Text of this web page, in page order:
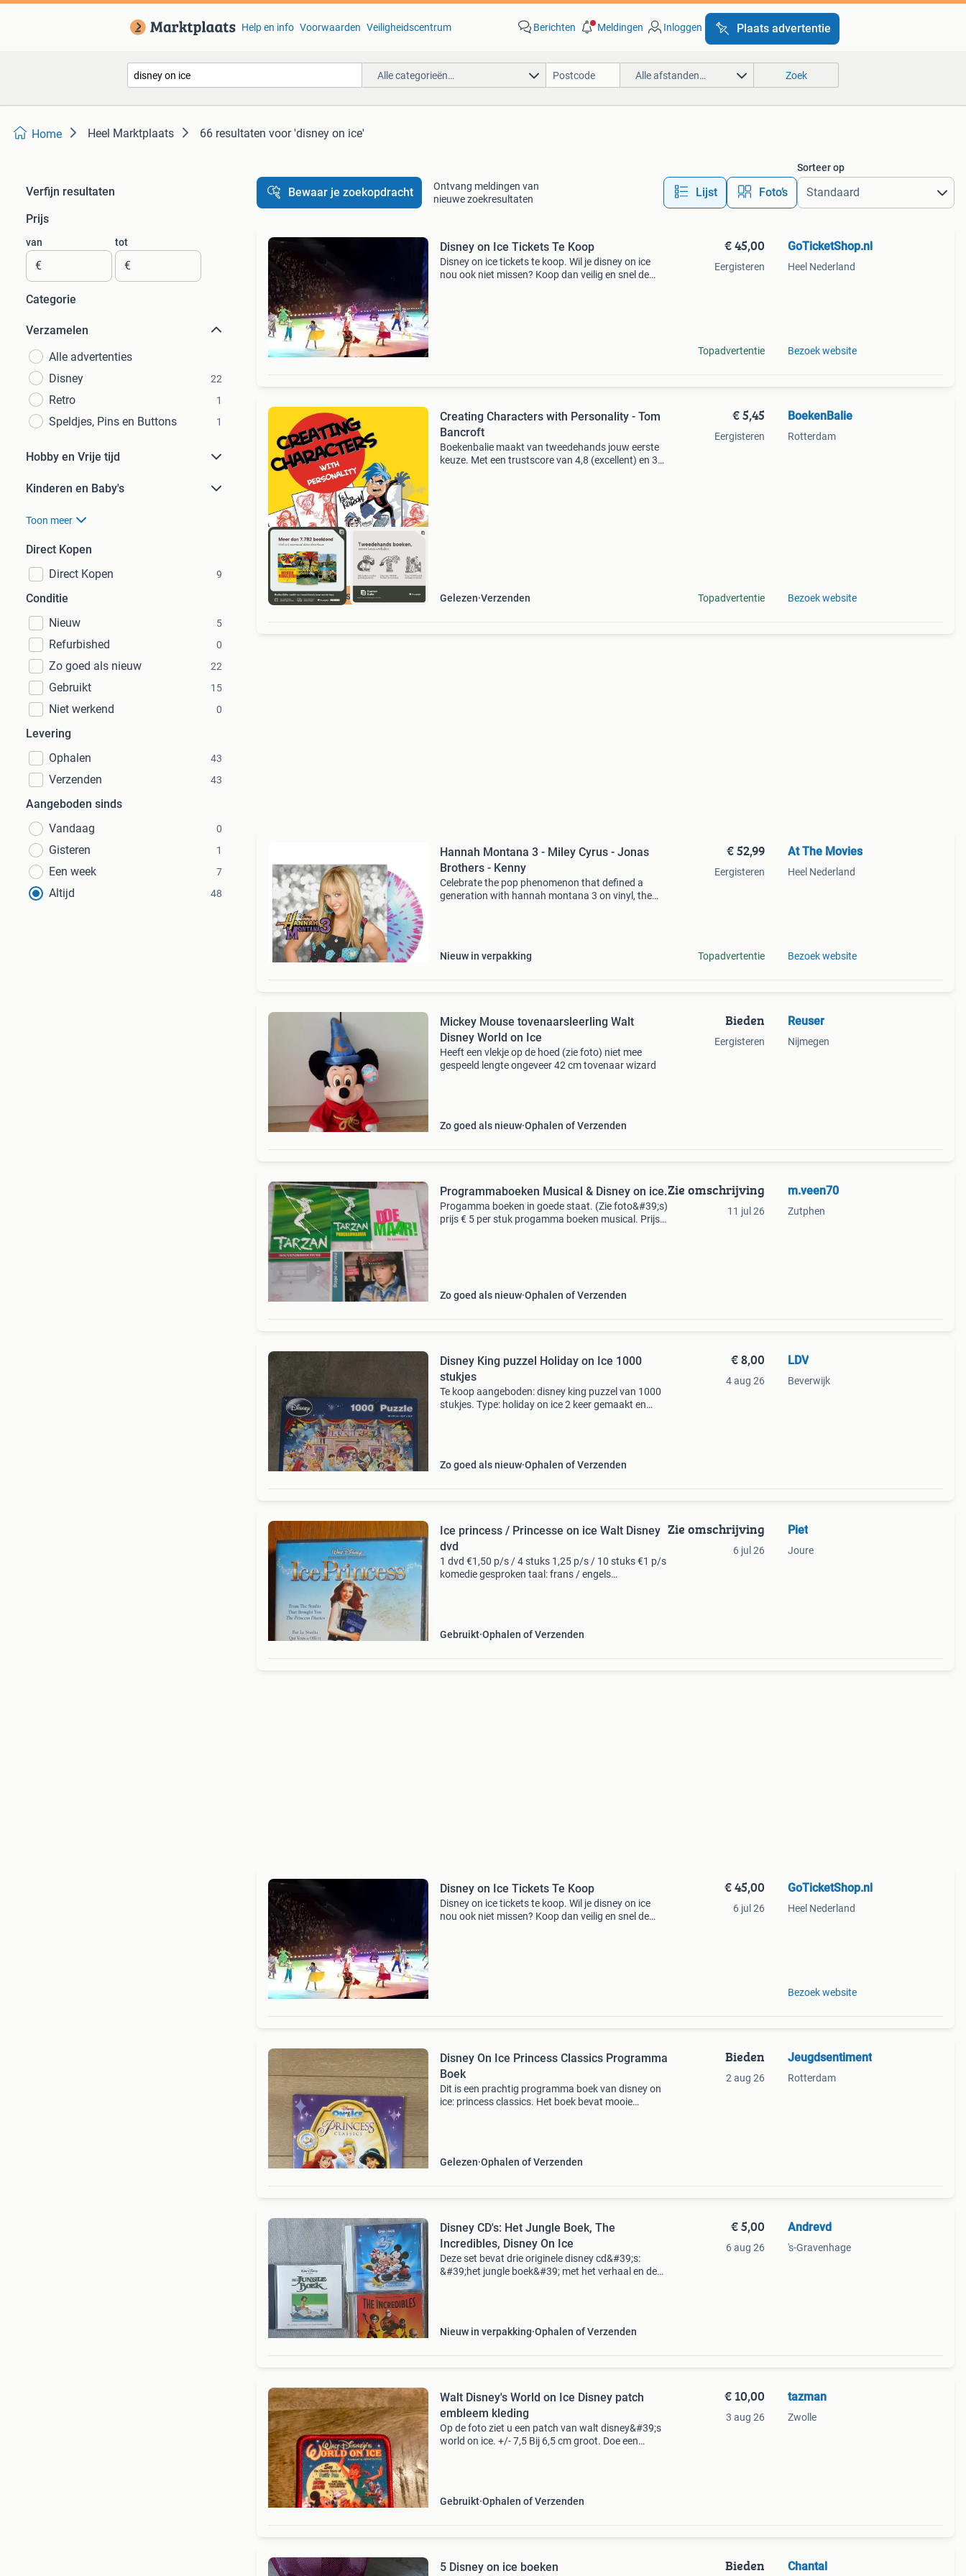
Help en info Voorwaarden Veiligheidscentrum Berichten Meldingen Inloggen Plaats advertentie
Alle categorieën… Alle afstanden… Zoek
Home Heel Marktplaats 66 resultaten voor 'disney on ice'
Verfijn resultaten
Prijs
van
€
tot
€
Categorie
Verzamelen
Alle advertenties
Disney
22
Retro 1
Speldjes, Pins en Buttons 1
Hobby en Vrije tijd
Kinderen en Baby's
Toon meer
Direct Kopen
Direct Kopen
9
Conditie
Nieuw
5
Refurbished 0
Zo goed als nieuw 22
Gebruikt 15
Niet werkend 0
Levering
Ophalen
43
Verzenden 43
Aangeboden sinds
Vandaag
0
Gisteren 1
Een week 7
Altijd 48
Bewaar je zoekopdracht
Ontvang meldingen van
nieuwe zoekresultaten
Lijst Foto’s
Sorteer op
Disney on Ice Tickets Te Koop
Disney on ice tickets te koop. Wil je disney on ice
nou ook niet missen? Koop dan veilig en snel de
€ 45,00
Eergisteren
Topadvertentie
GoTicketShop.nl
Heel Nederland
Bezoek website
Scherpste prijs
Creating Characters with Personality - Tom
Bancroft
Boekenbalie maakt van tweedehands jouw eerste
keuze. Met een trustscore van 4,8 (excellent) en 30
Gelezen Verzenden
€ 5,45
Eergisteren
Topadvertentie
BoekenBalie
Rotterdam
Bezoek website
Hannah Montana 3 - Miley Cyrus - Jonas
Brothers - Kenny
Celebrate the pop phenomenon that defined a
generation with hannah montana 3 on vinyl, the
Nieuw in verpakking
€ 52,99
Eergisteren
Topadvertentie
At The Movies
Heel Nederland
Bezoek website
Mickey Mouse tovenaarsleerling Walt
Disney World on Ice
Heeft een vlekje op de hoed (zie foto) niet mee
gespeeld lengte ongeveer 42 cm tovenaar wizard
Zo goed als nieuw Ophalen of Verzenden
Bieden
Eergisteren
Reuser
Nijmegen
Programmaboeken Musical & Disney on ice.
Progamma boeken in goede staat. (Zie foto&#39;s)
prijs € 5 per stuk progamma boeken musical. Prijs
Zo goed als nieuw Ophalen of Verzenden
Zie omschrijving
11 jul 26
m.veen70
Zutphen
Disney King puzzel Holiday on Ice 1000
stukjes
Te koop aangeboden: disney king puzzel van 1000
stukjes. Type: holiday on ice 2 keer gemaakt en
Zo goed als nieuw Ophalen of Verzenden
€ 8,00
4 aug 26
LDV
Beverwijk
Ice princess / Princesse on ice Walt Disney
dvd
1 dvd €1,50 p/s / 4 stuks 1,25 p/s / 10 stuks €1 p/s
komedie gesproken taal: frans / engels
Gebruikt Ophalen of Verzenden
Zie omschrijving
6 jul 26
Piet
Joure
Disney on Ice Tickets Te Koop
Disney on ice tickets te koop. Wil je disney on ice
nou ook niet missen? Koop dan veilig en snel de
€ 45,00
6 jul 26
GoTicketShop.nl
Heel Nederland
Bezoek website
Disney On Ice Princess Classics Programma
Boek
Dit is een prachtig programma boek van disney on
ice: princess classics. Het boek bevat mooie
Gelezen Ophalen of Verzenden
Bieden
2 aug 26
Jeugdsentiment
Rotterdam
Disney CD's: Het Jungle Boek, The
Incredibles, Disney On Ice
Deze set bevat drie originele disney cd&#39;s:
&#39;het jungle boek&#39; met het verhaal en de
Nieuw in verpakking Ophalen of Verzenden
€ 5,00
6 aug 26
Andrevd
's-Gravenhage
Walt Disney's World on Ice Disney patch
embleem kleding
Op de foto ziet u een patch van walt disney&#39;s
world on ice. +/- 7,5 Bij 6,5 cm groot. Doe een
Gebruikt Ophalen of Verzenden
€ 10,00
3 aug 26
tazman
Zwolle
5 Disney on ice boeken Bieden Chantal